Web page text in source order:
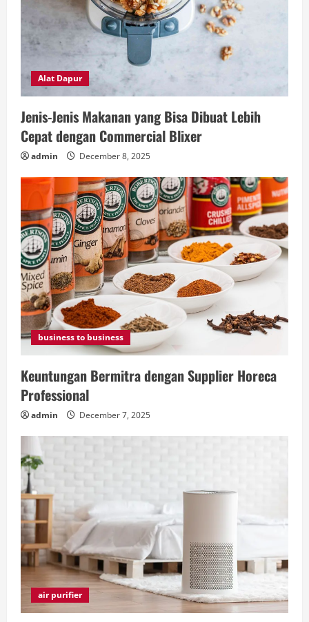
Alat Dapur
Jenis-Jenis Makanan yang Bisa Dibuat Lebih
Cepat dengan Commercial Blixer
admin December 8, 2025
business to business
Keuntungan Bermitra dengan Supplier Horeca
Professional
admin December 7, 2025
air purifier